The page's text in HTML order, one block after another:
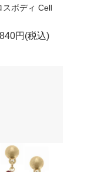
スボディ Cell
円(税込)